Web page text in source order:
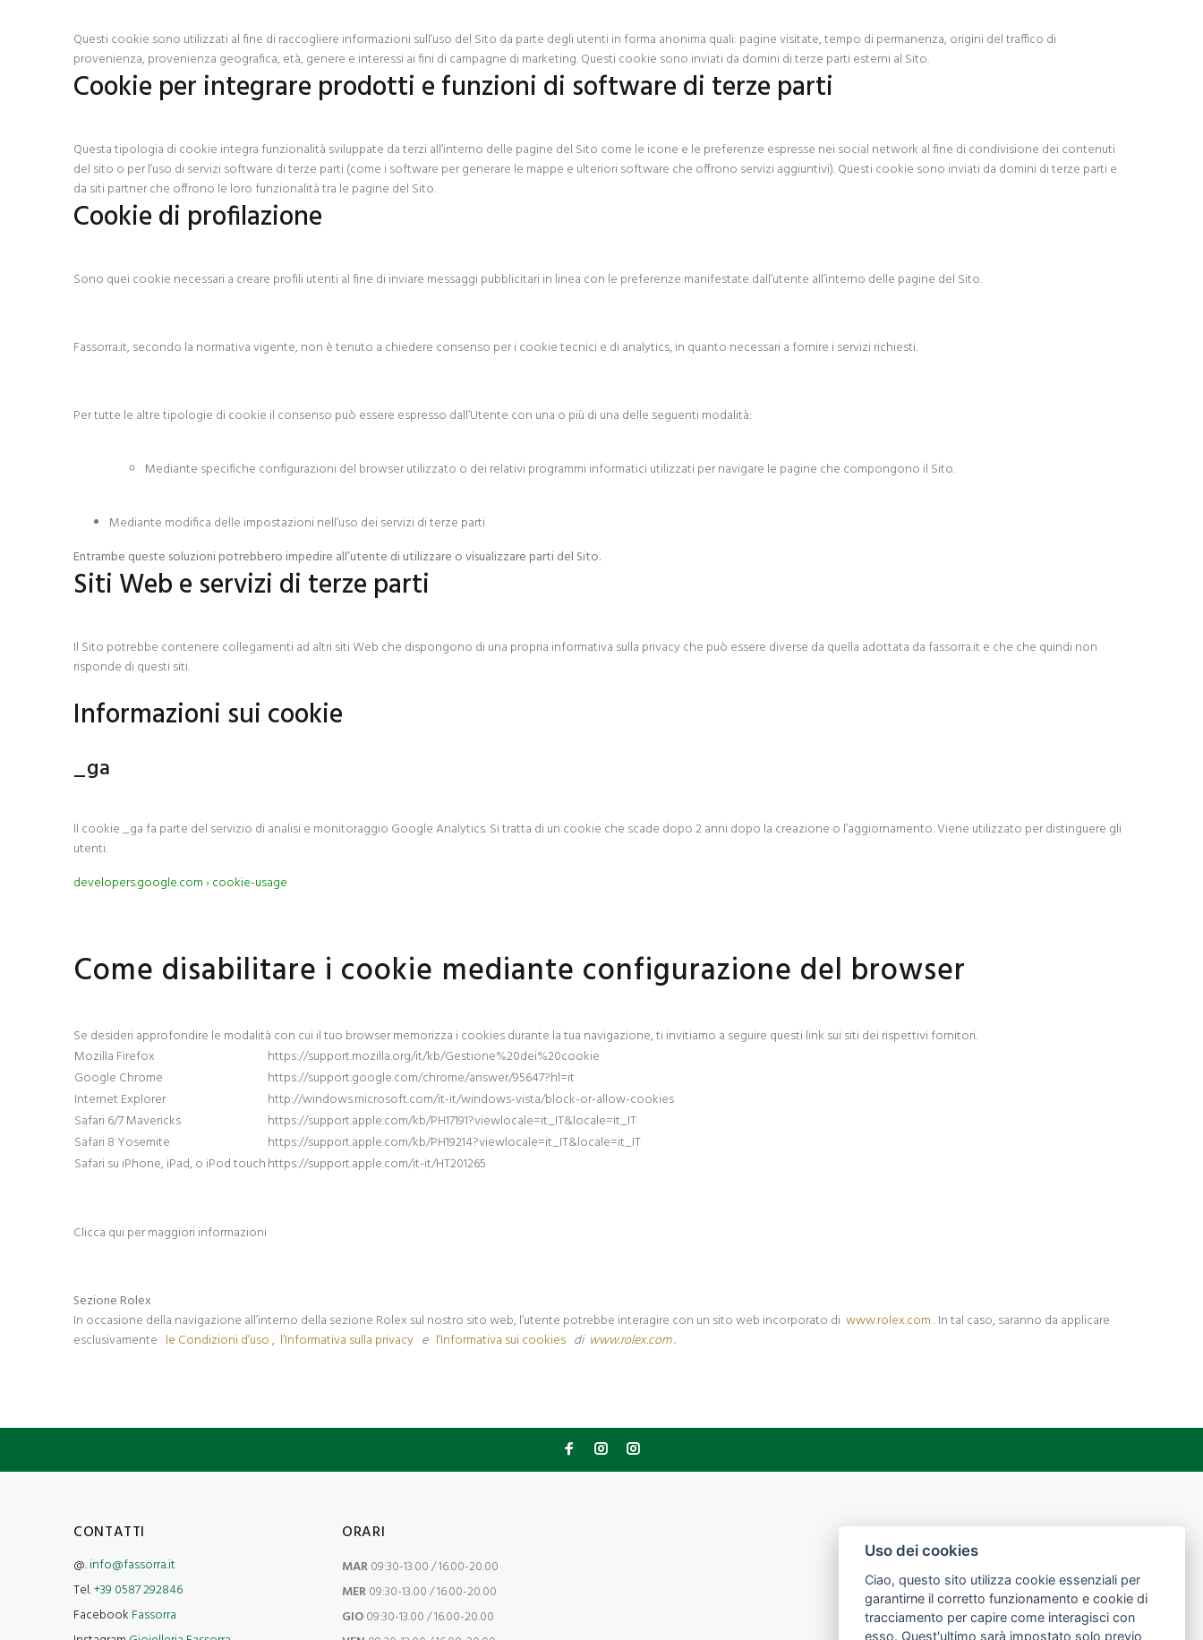
Questi cookie sono utilizzati al fine di raccogliere informazioni sull’uso del Sito da parte degli utenti in forma anonima quali: pagine visitate, tempo di permanenza, origini del traffico di
provenienza, provenienza geografica, età, genere e interessi ai fini di campagne di marketing. Questi cookie sono inviati da domini di terze parti esterni al Sito.
Cookie per integrare prodotti e funzioni di software di terze parti
Questa tipologia di cookie integra funzionalità sviluppate da terzi all’interno delle pagine del Sito come le icone e le preferenze espresse nei social network al fine di condivisione dei contenuti
del sito o per l’uso di servizi software di terze parti (come i software per generare le mappe e ulteriori software che offrono servizi aggiuntivi). Questi cookie sono inviati da domini di terze parti e
da siti partner che offrono le loro funzionalità tra le pagine del Sito.
Cookie di profilazione
Sono quei cookie necessari a creare profili utenti al fine di inviare messaggi pubblicitari in linea con le preferenze manifestate dall’utente all’interno delle pagine del Sito.
Fassorra.it, secondo la normativa vigente, non è tenuto a chiedere consenso per i cookie tecnici e di analytics, in quanto necessari a fornire i servizi richiesti.
Per tutte le altre tipologie di cookie il consenso può essere espresso dall’Utente con una o più di una delle seguenti modalità:
Mediante specifiche configurazioni del browser utilizzato o dei relativi programmi informatici utilizzati per navigare le pagine che compongono il Sito.
Mediante modifica delle impostazioni nell’uso dei servizi di terze parti
Entrambe queste soluzioni potrebbero impedire all’utente di utilizzare o visualizzare parti del Sito.
Siti Web e servizi di terze parti
Il Sito potrebbe contenere collegamenti ad altri siti Web che dispongono di una propria informativa sulla privacy che può essere diverse da quella adottata da fassorra.it e che che quindi non
risponde di questi siti.
Informazioni sui cookie
_ga
Il cookie _ga fa parte del servizio di analisi e monitoraggio Google Analytics. Si tratta di un cookie che scade dopo 2 anni dopo la creazione o l’aggiornamento. Viene utilizzato per distinguere gli
utenti.
developers.google.com › cookie-usage
Come disabilitare i cookie mediante configurazione del browser
Se desideri approfondire le modalità con cui il tuo browser memorizza i cookies durante la tua navigazione, ti invitiamo a seguire questi link sui siti dei rispettivi fornitori.
Mozilla Firefox
https://support.mozilla.org/it/kb/Gestione%20dei%20cookie
Google Chrome
https://support.google.com/chrome/answer/95647?hl=it
Internet Explorer
http://windows.microsoft.com/it-it/windows-vista/block-or-allow-cookies
Safari 6/7 Mavericks
https://support.apple.com/kb/PH17191?viewlocale=it_IT&locale=it_IT
Safari 8 Yosemite
https://support.apple.com/kb/PH19214?viewlocale=it_IT&locale=it_IT
Safari su iPhone, iPad, o iPod touchhttps://support.apple.com/it-it/HT201265
Clicca qui per maggiori informazioni
Sezione Rolex
In occasione della navigazione all’interno della sezione Rolex sul nostro sito web, l’utente potrebbe interagire con un sito web incorporato di www.rolex.com. In tal caso, saranno da applicare
esclusivamente le Condizioni d’uso, l’Informativa sulla privacy e l’Informativa sui cookies di www.rolex.com.
CONTATTI
@.info@fassorra.it
Tel.+39 0587 292846
Facebook Fassorra
ORARI
MAR09:30-13.00 / 16.00-20.00
MER09:30-13.00 / 16.00-20.00
GIO09:30-13.00 / 16.00-20.00
Gioielleria Fassorra srl
Pontedera (PI)
P.Iva:00666700505
Privacy Policy
Uso dei cookies
Ciao, questo sito utilizza cookie essenziali per
garantirne il corretto funzionamento e cookie di
tracciamento per capire come interagisci con
esso. Quest'ultimo sarà impostato solo previo